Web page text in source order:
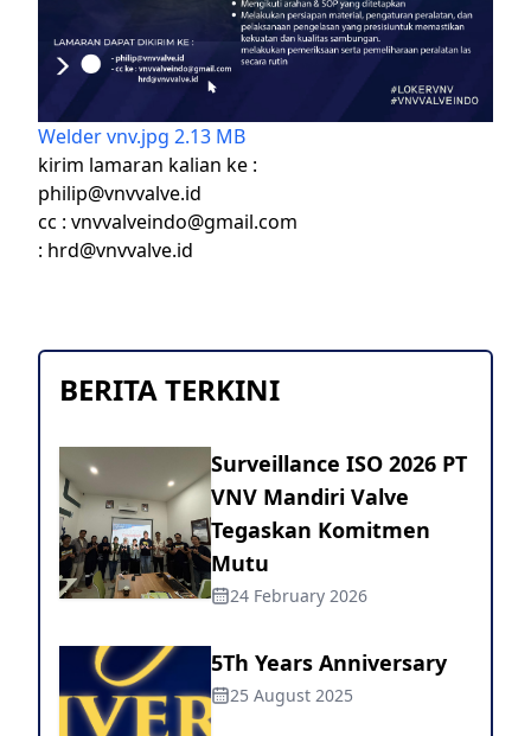
Welder vnv.jpg 2.13 MB
kirim lamaran kalian ke :
philip@vnvvalve.id
cc : vnvvalveindo@gmail.com
: hrd@vnvvalve.id
BERITA TERKINI
Surveillance ISO 2026 PT
VNV Mandiri Valve
Tegaskan Komitmen
Mutu
24 February 2026
5Th Years Anniversary
25 August 2025